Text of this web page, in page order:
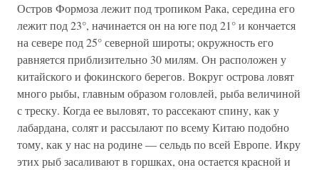
Остров Формоза лежит под тропиком Рака, середина его
лежит под 23°, начинается он на юге под 21° и кончается
на севере под 25° северной широты; окружность его
равняется приблизительно 30 милям. Он расположен у
китайского и фокинского берегов. Вокруг острова ловят
много рыбы, главным образом головлей, рыба величиной
с треску. Когда ее выловят, то рассекают спину, как у
лабардана, солят и рассылают по всему Китаю подобно
тому, как у нас на родине — сельдь по всей Европе. Икру
этих рыб засаливают в горшках, она остается красной и